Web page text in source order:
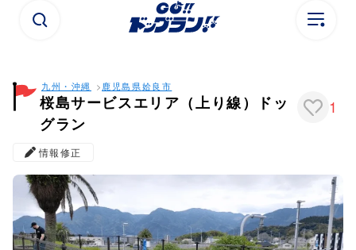
九州・沖縄 鹿児島県姶良市
桜島サービスエリア（上り線）ドッ
グラン
1
情報修正